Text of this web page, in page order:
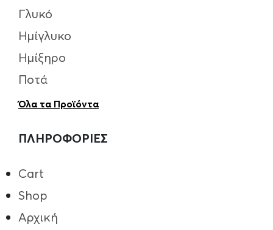
Γλυκό
Ημίγλυκο
Ημίξηρο
Ποτά
Όλα τα Προϊόντα
ΠΛΗΡΟΦΟΡΙΕΣ
Cart
Shop
Αρχική